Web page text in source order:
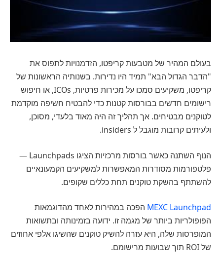
בעולם המהיר של מטבעות קריפטו, הזדמנויות לתפוס את
"הדבר הגדול הבא" תמיד היו נדירות. בשנותיה הראשונות של
קריפטו, משקיעים סמכו על מכירות פרטיות, ICOs, או חיפוש
רישומים חדשים בבורסות קטנות כדי להבטיח חשיפה מוקדמת
לטוקנים מבטיחים. אך תהליך זה היה מאוד בלעדי, מסוכן,
ולעיתים קרובות מוגבל ל insiders.
הנוף השתנה כאשר בורסות מרכזיות הציגו Launchpads —
פלטפורמות מסודרות המאפשרות למשקיעים הקמעונאיים
להשתתף בהשקת טוקנים תחת כללים שקופים.
MEXC Launchpad הפכה במהירות לאחד מהדוגמאות
הפופולריות ביותר של מגמה זו. ידועה בזמינותה ובתשואות
המופרסות שלה, היא עזרה להשיק טוקנים שהשיגו אלפי אחוזים
של ROI תוך שבועות מרישומם.